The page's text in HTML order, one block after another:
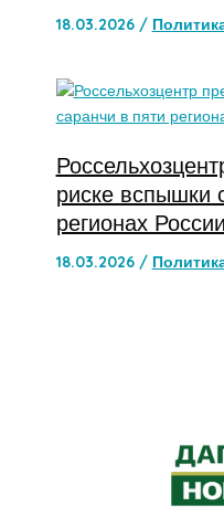
18.03.2026 /
риске вспышки
регионах России
18.03.2026 /